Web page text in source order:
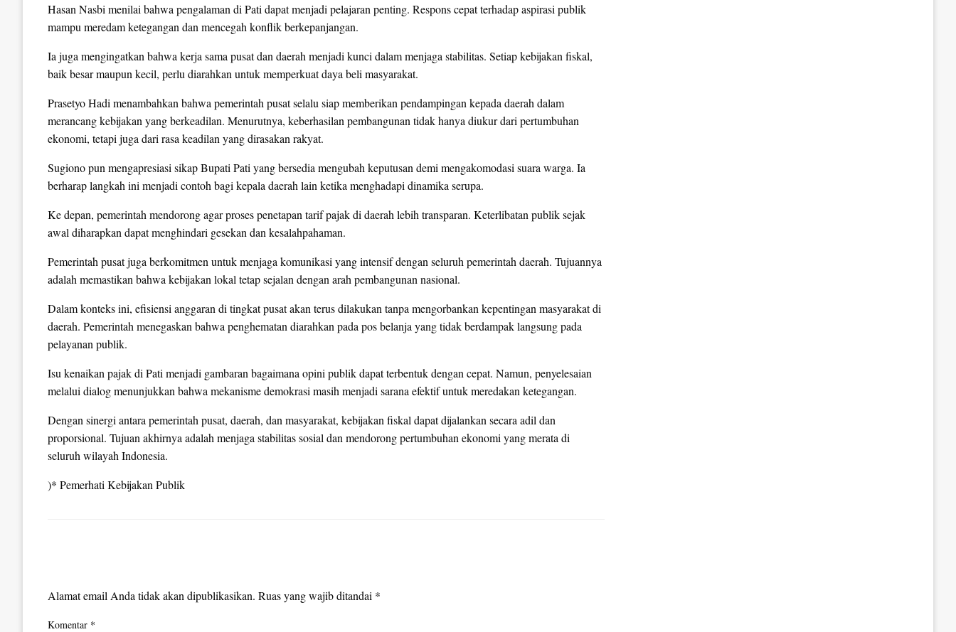
Hasan Nasbi menilai bahwa pengalaman di Pati dapat menjadi pelajaran penting. Respons cepat terhadap aspirasi publik
mampu meredam ketegangan dan mencegah konflik berkepanjangan.
Ia juga mengingatkan bahwa kerja sama pusat dan daerah menjadi kunci dalam menjaga stabilitas. Setiap kebijakan fiskal,
baik besar maupun kecil, perlu diarahkan untuk memperkuat daya beli masyarakat.
Prasetyo Hadi menambahkan bahwa pemerintah pusat selalu siap memberikan pendampingan kepada daerah dalam
merancang kebijakan yang berkeadilan. Menurutnya, keberhasilan pembangunan tidak hanya diukur dari pertumbuhan
ekonomi, tetapi juga dari rasa keadilan yang dirasakan rakyat.
Sugiono pun mengapresiasi sikap Bupati Pati yang bersedia mengubah keputusan demi mengakomodasi suara warga. Ia
berharap langkah ini menjadi contoh bagi kepala daerah lain ketika menghadapi dinamika serupa.
Ke depan, pemerintah mendorong agar proses penetapan tarif pajak di daerah lebih transparan. Keterlibatan publik sejak
awal diharapkan dapat menghindari gesekan dan kesalahpahaman.
Pemerintah pusat juga berkomitmen untuk menjaga komunikasi yang intensif dengan seluruh pemerintah daerah. Tujuannya
adalah memastikan bahwa kebijakan lokal tetap sejalan dengan arah pembangunan nasional.
Dalam konteks ini, efisiensi anggaran di tingkat pusat akan terus dilakukan tanpa mengorbankan kepentingan masyarakat di
daerah. Pemerintah menegaskan bahwa penghematan diarahkan pada pos belanja yang tidak berdampak langsung pada
pelayanan publik.
Isu kenaikan pajak di Pati menjadi gambaran bagaimana opini publik dapat terbentuk dengan cepat. Namun, penyelesaian
melalui dialog menunjukkan bahwa mekanisme demokrasi masih menjadi sarana efektif untuk meredakan ketegangan.
Dengan sinergi antara pemerintah pusat, daerah, dan masyarakat, kebijakan fiskal dapat dijalankan secara adil dan
proporsional. Tujuan akhirnya adalah menjaga stabilitas sosial dan mendorong pertumbuhan ekonomi yang merata di
seluruh wilayah Indonesia.
)* Pemerhati Kebijakan Publik
Alamat email Anda tidak akan dipublikasikan. Ruas yang wajib ditandai *
Komentar *